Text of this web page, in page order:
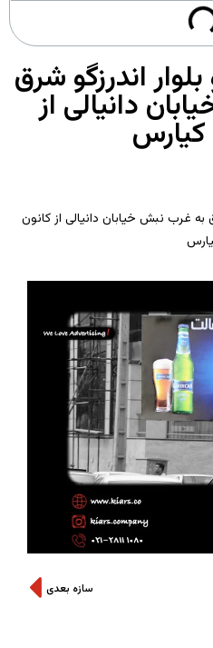
بلوار اندرزگو شرق
دانیالی از
کیارس
به غرب نبش خیابان دانیالی از کانون
سازه بعدی